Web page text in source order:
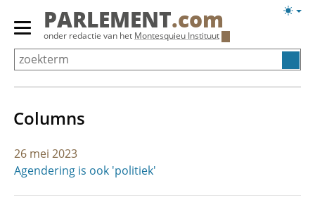
Overslaan
Primair
menu
tonen/verbergen
PARLEMENT.com
onder redactie van het Montesquieu Instituut
Columns
26 mei 2023
Agendering is ook 'politiek'